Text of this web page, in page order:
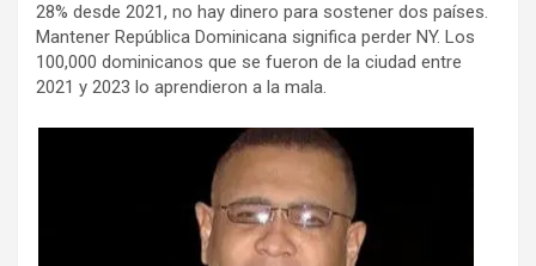
28% desde 2021, no hay dinero para sostener dos países.
Mantener República Dominicana significa perder NY. Los
100,000 dominicanos que se fueron de la ciudad entre
2021 y 2023 lo aprendieron a la mala.